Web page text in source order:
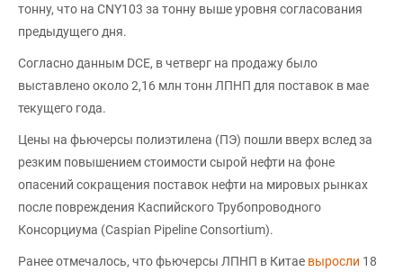
тонну, что на CNY103 за тонну выше уровня согласования
предыдущего дня.
Согласно данным DCE, в четверг на продажу было
выставлено около 2,16 млн тонн ЛПНП для поставок в мае
текущего года.
Цены на фьючерсы полиэтилена (ПЭ) пошли вверх вслед за
резким повышением стоимости сырой нефти на фоне
опасений сокращения поставок нефти на мировых рынках
после повреждения Каспийского Трубопроводного
Консорциума (Caspian Pipeline Consortium).
Ранее отмечалось, что фьючерсы ЛПНП в Китае выросли 18